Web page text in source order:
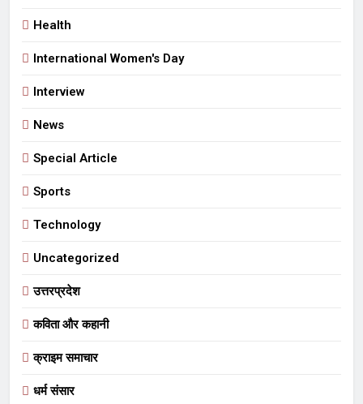
Health
International Women's Day
Interview
News
Special Article
Sports
Technology
Uncategorized
उत्तरप्रदेश
कविता और कहानी
क्राइम समाचार
धर्म संसार